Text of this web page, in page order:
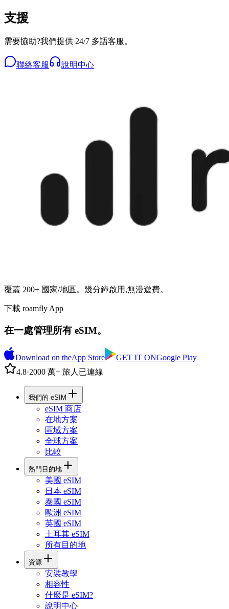
支援
需要協助?我們提供 24/7 多語客服。
聯絡客服 說明中心
覆蓋 200+ 國家/地區。幾分鐘啟用,無漫遊費。
下載 roamfly App
在一處管理所有 eSIM。
Download on theApp Store GET IT ONGoogle Play
4.8·2000 萬+ 旅人已連線
我們的 eSIM
eSIM 商店
在地方案
區域方案
全球方案
比較
熱門目的地
美國 eSIM
日本 eSIM
泰國 eSIM
歐洲 eSIM
英國 eSIM
土耳其 eSIM
所有目的地
資源
安裝教學
相容性
什麼是 eSIM?
說明中心